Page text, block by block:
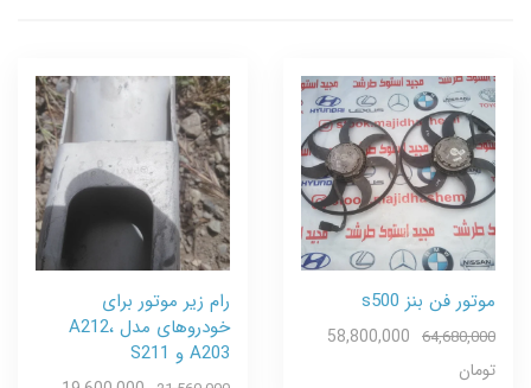
موتور فن بنز s500
64,680,000
58,800,000
تومان
رام زیر موتور برای
خودروهای مدل A212،
A203 و S211